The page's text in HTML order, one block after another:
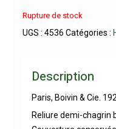
Rupture de stock
UGS : 4536 Catégories :
Description
Paris, Boivin & Cie.
Reliure demi-chagrin